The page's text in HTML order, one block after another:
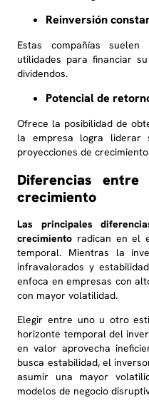
Reinversión
Estas compañías
utilidades para financiar
dividendos.
Potencial de
Ofrece la posibilidad de
la empresa logra liderar
proyecciones de
Diferencias
crecimiento
Las principales
crecimiento radican en el
temporal. Mientras la
infravalorados y
enfoca en empresas con
con mayor volatilidad.
Elegir entre uno u otro
horizonte temporal del
en valor aprovecha
busca estabilidad, el
asumir una mayor
modelos de negocio